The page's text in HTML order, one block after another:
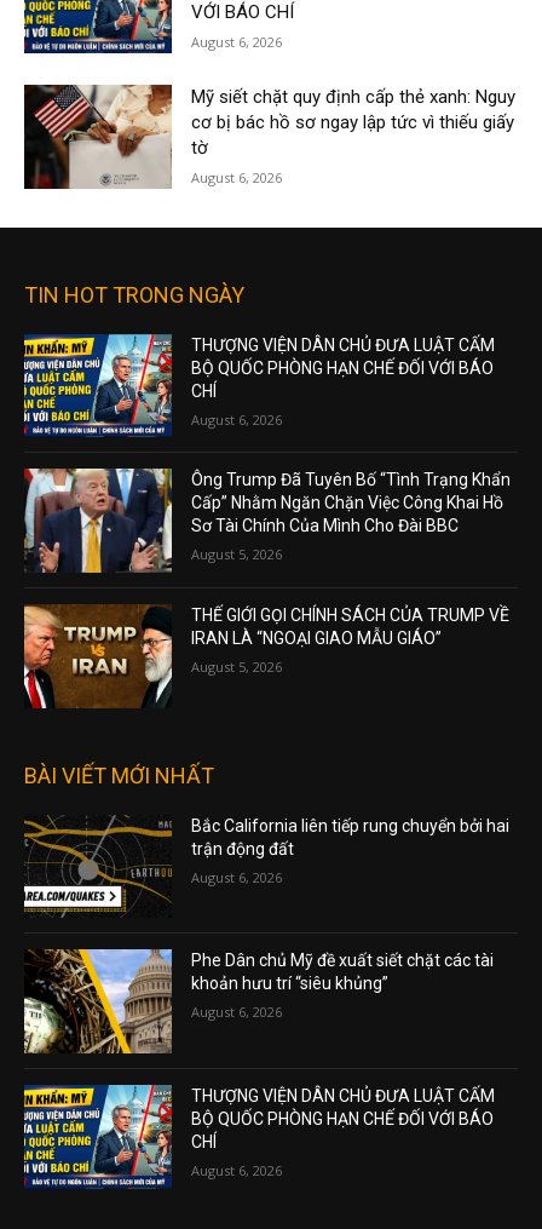
VỚI BÁO CHÍ
August 6, 2026
Mỹ siết chặt quy định cấp thẻ xanh: Nguy
cơ bị bác hồ sơ ngay lập tức vì thiếu giấy
tờ
August 6, 2026
TIN HOT TRONG NGÀY
THƯỢNG VIỆN DÂN CHỦ ĐƯA LUẬT CẤM
BỘ QUỐC PHÒNG HẠN CHẾ ĐỐI VỚI BÁO
CHÍ
August 6, 2026
Ông Trump Đã Tuyên Bố “Tình Trạng Khẩn
Cấp” Nhằm Ngăn Chặn Việc Công Khai Hồ
Sơ Tài Chính Của Mình Cho Đài BBC
August 5, 2026
THẾ GIỚI GỌI CHÍNH SÁCH CỦA TRUMP VỀ
IRAN LÀ “NGOẠI GIAO MẪU GIÁO”
August 5, 2026
BÀI VIẾT MỚI NHẤT
Bắc California liên tiếp rung chuyển bởi hai
trận động đất
August 6, 2026
Phe Dân chủ Mỹ đề xuất siết chặt các tài
khoản hưu trí “siêu khủng”
August 6, 2026
THƯỢNG VIỆN DÂN CHỦ ĐƯA LUẬT CẤM
BỘ QUỐC PHÒNG HẠN CHẾ ĐỐI VỚI BÁO
CHÍ
August 6, 2026